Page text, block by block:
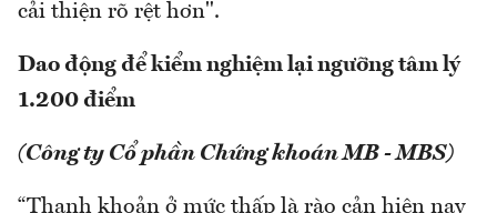
cải thiện rõ rệt hơn".
Dao động để kiểm nghiệm lại ngưỡng tâm lý
1.200 điểm
(Công ty Cổ phần Chứng khoán MB - MBS)
“Thanh khoản ở mức thấp là rào cản hiện nay